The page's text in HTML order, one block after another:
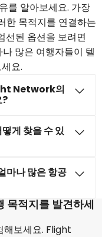
를 알아보세요. 가장
한 목적지를 연결하는
선된 옵션을 보려면
많은 여행자들이 텔
요.
Network의
?
게 찾을 수 있
나 많은 항공
목적지를 발견하세
해보세요. Flight